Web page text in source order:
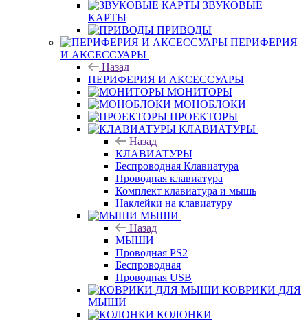
ЗВУКОВЫЕ
КАРТЫ
ПРИВОДЫ
ПЕРИФЕРИЯ
И АКСЕССУАРЫ
Назад
ПЕРИФЕРИЯ И АКСЕССУАРЫ
МОНИТОРЫ
МОНОБЛОКИ
ПРОЕКТОРЫ
КЛАВИАТУРЫ
Назад
КЛАВИАТУРЫ
Беспроводная Клавиатура
Проводная клавиатура
Комплект клавиатура и мышь
Наклейки на клавиатуру
МЫШИ
Назад
МЫШИ
Проводная PS2
Беспроводная
Проводная USB
КОВРИКИ ДЛЯ
МЫШИ
КОЛОНКИ